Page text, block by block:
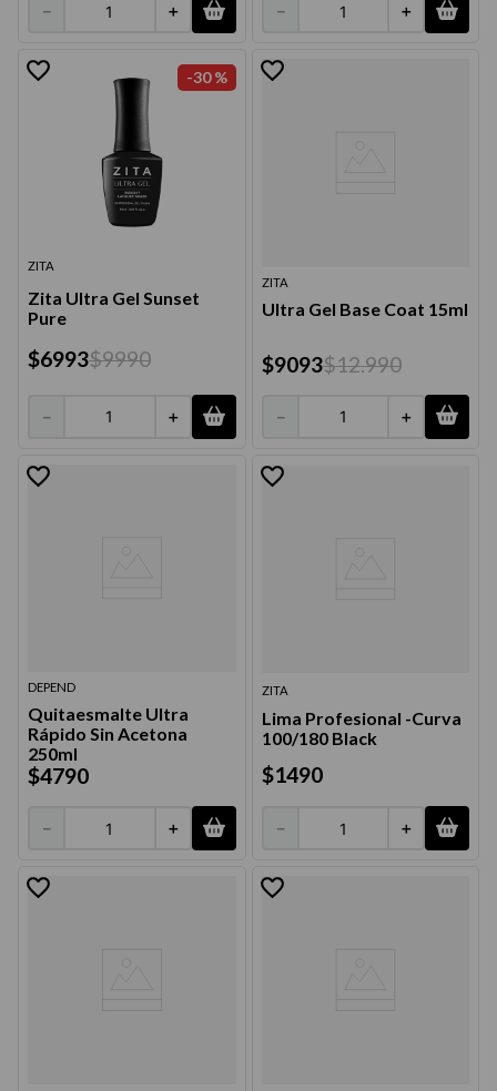
＋
－ ＋
－
-30 %
ZITA
Zita Ultra Gel Sunset
Pure
$6993$9990
＋
－
ZITA
Ultra Gel Base Coat 15ml
$9093$12.990
＋
－
DEPEND
Quitaesmalte Ultra
Rápido Sin Acetona
250ml
$4790
＋
－
ZITA
Lima Profesional -Curva
100/180 Black
$1490
＋
－